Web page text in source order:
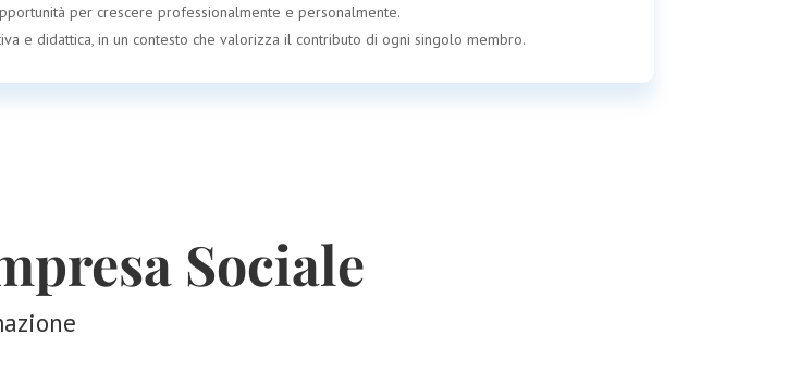
per crescere professionalmente e personalmente.
e didattica, in un contesto che valorizza il contributo di ogni singolo membro.
Sociale